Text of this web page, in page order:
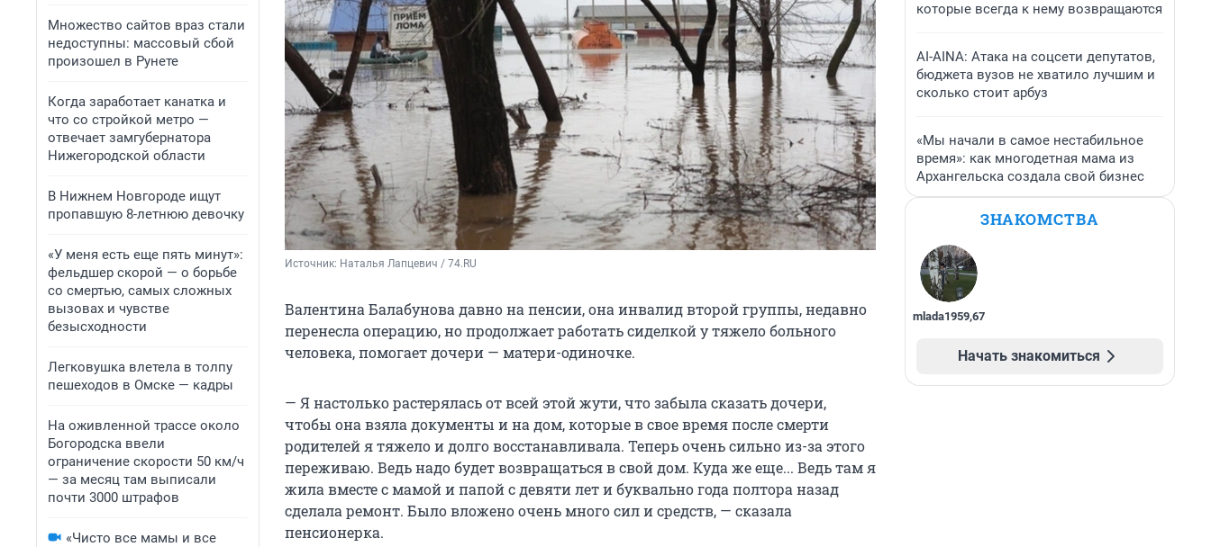
Множество сайтов враз стали
недоступны: массовый сбой
произошел в Рунете
Когда заработает канатка и
что со стройкой метро —
отвечает замгубернатора
Нижегородской области
В Нижнем Новгороде ищут
пропавшую 8-летнюю девочку
«У меня есть еще пять минут»:
фельдшер скорой — о борьбе
со смертью, самых сложных
вызовах и чувстве
безысходности
Легковушка влетела в толпу
пешеходов в Омске — кадры
На оживленной трассе около
Богородска ввели
ограничение скорости 50 км/ч
— за месяц там выписали
почти 3000 штрафов
«Чисто все мамы и все
Источник: Наталья Лапцевич / 74.RU
Валентина Балабунова давно на пенсии, она инвалид второй группы, недавно
перенесла операцию, но продолжает работать сиделкой у тяжело больного
человека, помогает дочери — матери-одиночке.
— Я настолько растерялась от всей этой жути, что забыла сказать дочери,
чтобы она взяла документы и на дом, которые в свое время после смерти
родителей я тяжело и долго восстанавливала. Теперь очень сильно из-за этого
переживаю. Ведь надо будет возвращаться в свой дом. Куда же еще... Ведь там я
жила вместе с мамой и папой с девяти лет и буквально года полтора назад
сделала ремонт. Было вложено очень много сил и средств, — сказала
пенсионерка.
которые всегда к нему возвращаются
AI-AINA: Атака на соцсети депутатов,
бюджета вузов не хватило лучшим и
сколько стоит арбуз
«Мы начали в самое нестабильное
время»: как многодетная мама из
Архангельска создала свой бизнес
ЗНАКОМСТВА
mlada1959,67
Начать знакомиться